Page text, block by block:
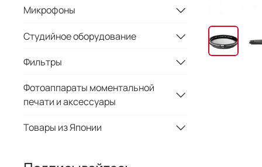
Микрофоны
Студийное оборудование
Фильтры
Фотоаппараты моментальной
печати и аксессуары
Товары из Японии